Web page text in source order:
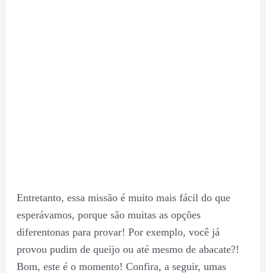
Entretanto, essa missão é muito mais fácil do que
esperávamos, porque são muitas as opções
diferentonas para provar! Por exemplo, você já
provou pudim de queijo ou até mesmo de abacate?!
Bom, este é o momento! Confira, a seguir, umas